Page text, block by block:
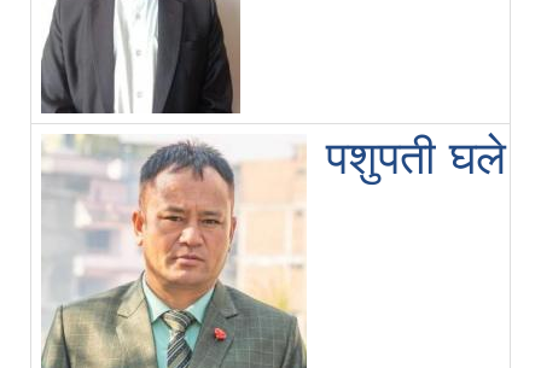
पशुपती घले